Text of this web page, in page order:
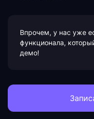
Впрочем, у нас уже
функционала,
демо!